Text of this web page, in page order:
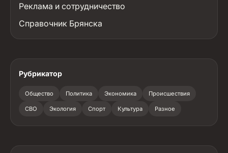
Реклама и сотрудничество
Справочник Брянска
Рубрикатор
Общество Политика Экономика Происшествия
СВО Экология Спорт Культура Разное